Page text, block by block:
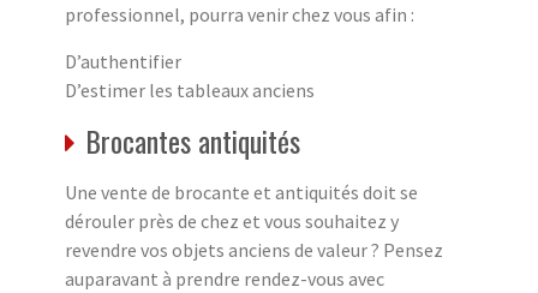
professionnel, pourra venir chez vous afin :
D’authentifier
D’estimer les tableaux anciens
Brocantes antiquités
Une vente de brocante et antiquités doit se
dérouler près de chez et vous souhaitez y
revendre vos objets anciens de valeur ? Pensez
auparavant à prendre rendez-vous avec